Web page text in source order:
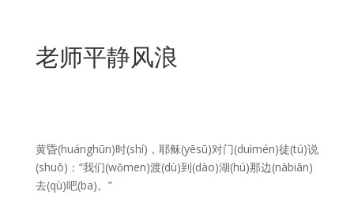
老师平静风浪
黄昏(huánghūn)时(shí)，耶稣(yēsū)对门(duìmén)徒(tú)说
(shuō)：“我们(wǒmen)渡(dù)到(dào)湖(hú)那边(nàbiān)
去(qù)吧(ba)。”